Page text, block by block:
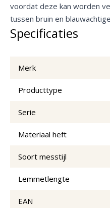
voordat deze kan worden
tussen bruin en
Specificaties
Merk
Producttype
Serie
Materiaal heft
Soort messtijl
Lemmetlengte
EAN